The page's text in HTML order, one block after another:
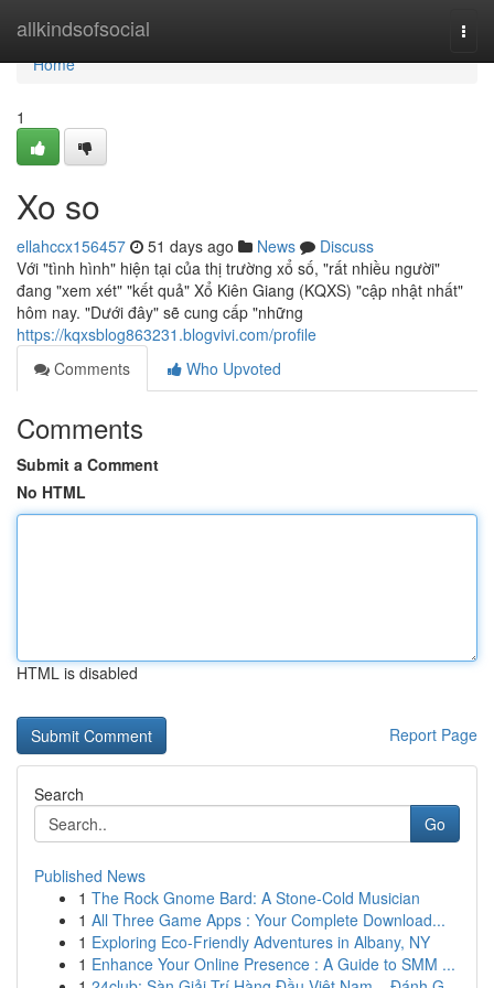
allkindsofsocial
Home
Home
1
Xo so
ellahccx156457 51 days ago News
Discuss
Với "tình hình" hiện tại của thị trường xổ số, "rất nhiều người"
đang "xem xét" "kết quả" Xổ Kiên Giang (KQXS) "cập nhật nhất"
hôm nay. "Dưới đây" sẽ cung cấp "những
https://kqxsblog863231.blogvivi.com/profile
Comments
Who Upvoted
Comments
Submit a Comment
No HTML
HTML is disabled
Report Page
Search
Go
Published News
1 The Rock Gnome Bard: A Stone-Cold Musician
1 All Three Game Apps : Your Complete Download...
1 Exploring Eco-Friendly Adventures in Albany, NY
1 Enhance Your Online Presence : A Guide to SMM ...